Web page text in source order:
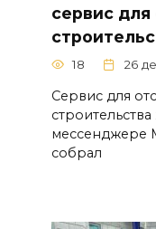
сервис
18 26
Сервис для
мессенджере
собрал